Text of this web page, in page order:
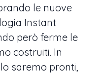
le nuove
Instant
però ferme le
costruiti. In
saremo pronti,